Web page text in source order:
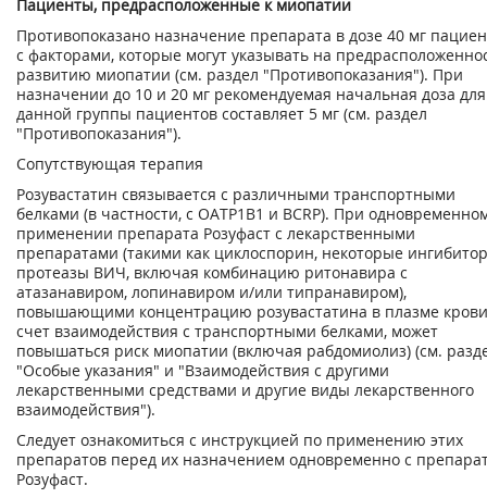
Пациенты, предрасположенные к миопатии
Противопоказано назначение препарата в дозе 40 мг
с факторами, которые могут указывать на
развитию миопатии (см. раздел "Противопоказания"). При
назначении до 10 и 20 мг рекомендуемая начальная доза для
данной группы пациентов составляет 5 мг (см. раздел
"Противопоказания").
Сопутствующая терапия
Розувастатин связывается с различными транспортными
белками (в частности, с ОАТР1В1 и BCRP). При
применении препарата Розуфаст с лекарственными
препаратами (такими как циклоспорин, некоторые
протеазы ВИЧ, включая комбинацию ритонавира с
атазанавиром, лопинавиром и/или типранавиром),
повышающими концентрацию розувастатина в плазме
счет взаимодействия с транспортными белками, может
повышаться риск миопатии (включая рабдомиолиз) (см.
"Особые указания" и "Взаимодействия с другими
лекарственными средствами и другие виды лекарственного
взаимодействия").
Следует ознакомиться с инструкцией по применению этих
препаратов перед их назначением одновременно с
Розуфаст.